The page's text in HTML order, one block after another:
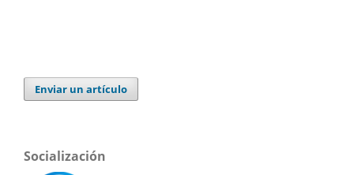
Enviar un artículo
Socialización